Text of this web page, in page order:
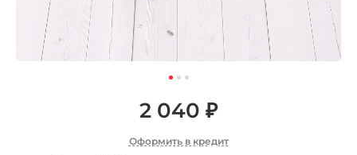
2 040 ₽
Оформить в кредит